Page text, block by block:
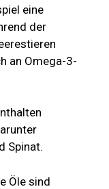
eine
der
an Omega-3-
Spinat.
Öle sind